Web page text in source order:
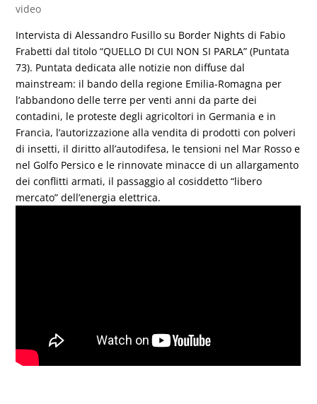
video
Intervista di Alessandro Fusillo su Border Nights di Fabio
Frabetti dal titolo “QUELLO DI CUI NON SI PARLA” (Puntata
73). Puntata dedicata alle notizie non diffuse dal
mainstream: il bando della regione Emilia-Romagna per
l’abbandono delle terre per venti anni da parte dei
contadini, le proteste degli agricoltori in Germania e in
Francia, l’autorizzazione alla vendita di prodotti con polveri
di insetti, il diritto all’autodifesa, le tensioni nel Mar Rosso e
nel Golfo Persico e le rinnovate minacce di un allargamento
dei conflitti armati, il passaggio al cosiddetto “libero
mercato” dell’energia elettrica.